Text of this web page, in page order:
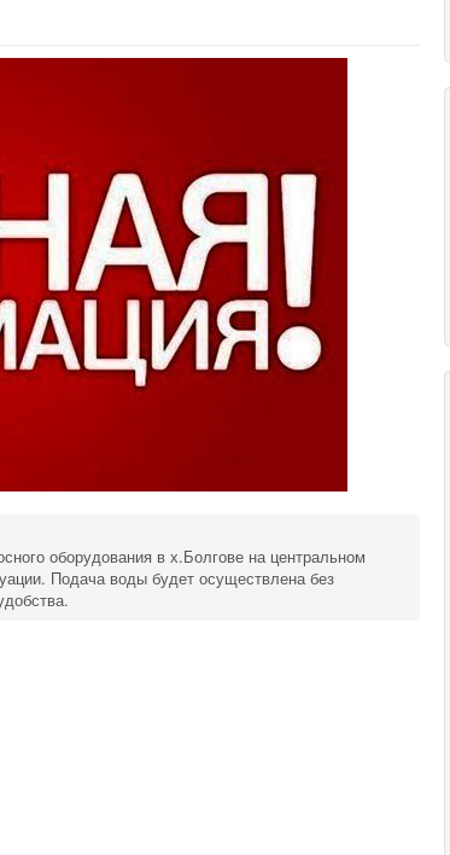
оборудования в х.Болгове на центральном
Подача воды будет осуществлена без